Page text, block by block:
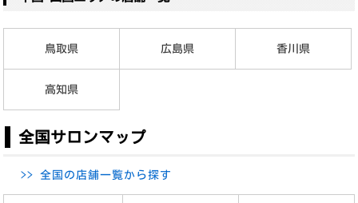
鳥取県 広島県 香川県
高知県
全国サロンマップ
>> 全国の店舗一覧から探す